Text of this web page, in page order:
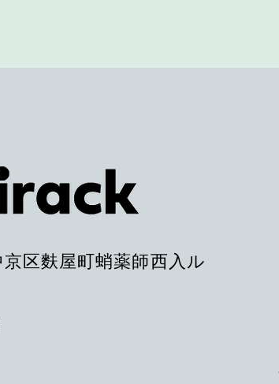
区麩屋町蛸薬師西入ル